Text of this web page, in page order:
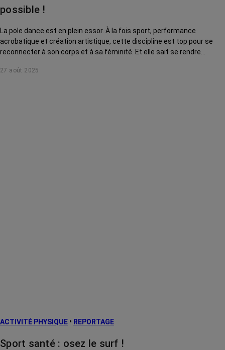
possible !
La pole dance est en plein essor. À la fois sport, performance
acrobatique et création artistique, cette discipline est top pour se
reconnecter à son corps et à sa féminité. Et elle sait se rendre
Démonstration.
27 août 2025
ACTIVITÉ PHYSIQUE • REPORTAGE
Sport santé : osez le surf !